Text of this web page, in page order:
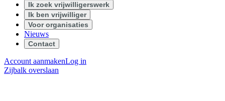
Ik zoek vrijwilligerswerk
Ik ben vrijwilliger
Voor organisaties
Nieuws
Contact
Account aanmakenLog in
Zijbalk overslaan